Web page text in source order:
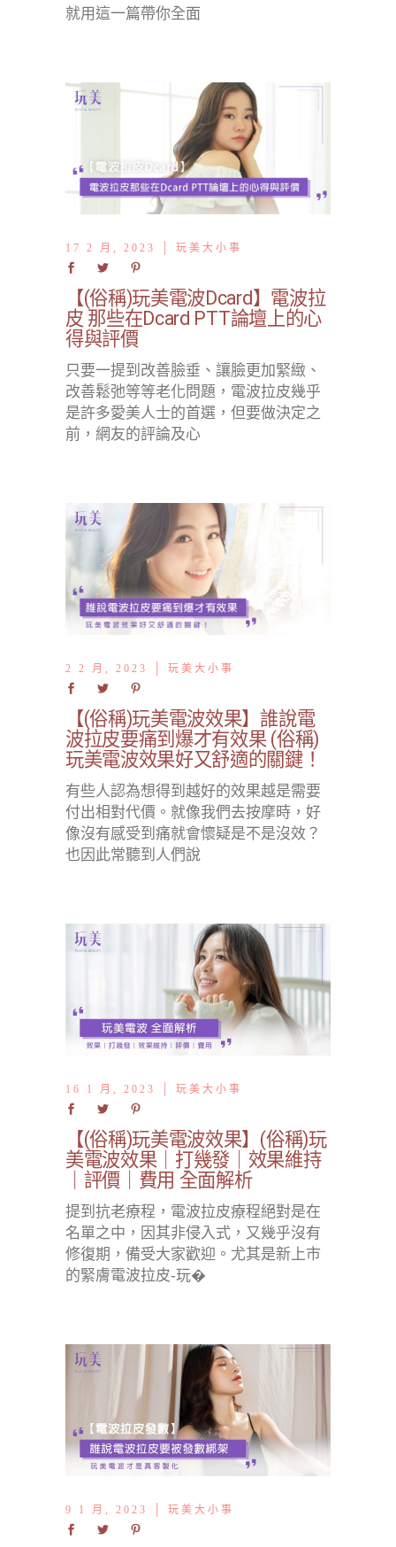
就用這一篇帶你全面
17 2 月, 2023 玩美大小事
【(俗稱)玩美電波Dcard】電波拉
皮 那些在Dcard PTT論壇上的心
得與評價
只要一提到改善臉垂、讓臉更加緊緻、
改善鬆弛等等老化問題，電波拉皮幾乎
是許多愛美人士的首選，但要做決定之
前，網友的評論及心
2 2 月, 2023 玩美大小事
【(俗稱)玩美電波效果】誰說電
波拉皮要痛到爆才有效果 (俗稱)
玩美電波效果好又舒適的關鍵！
有些人認為想得到越好的效果越是需要
付出相對代價。就像我們去按摩時，好
像沒有感受到痛就會懷疑是不是沒效？
也因此常聽到人們說
16 1 月, 2023 玩美大小事
【(俗稱)玩美電波效果】(俗稱)玩
美電波效果｜打幾發｜效果維持
｜評價｜費用 全面解析
提到抗老療程，電波拉皮療程絕對是在
名單之中，因其非侵入式，又幾乎沒有
修復期，備受大家歡迎。尤其是新上市
的緊膚電波拉皮-玩�
9 1 月, 2023 玩美大小事